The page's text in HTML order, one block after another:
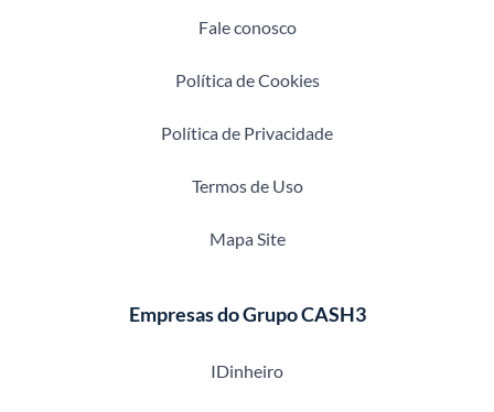
Fale conosco
Política de Cookies
Política de Privacidade
Termos de Uso
Mapa Site
Empresas do Grupo CASH3
IDinheiro